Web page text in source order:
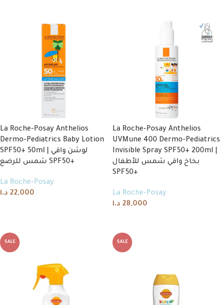
La Roche-Posay Anthelios
Dermo-Pediatrics Baby Lotion
SPF50+ 50ml | لوشن واقي
شمس للرضع SPF50+
La Roche-Posay
22,000 د.ا
La Roche-Posay Anthelios
UVMune 400 Dermo-Pediatrics
Invisible Spray SPF50+ 200ml |
بخاخ واقي شمس للأطفال
SPF50+
La Roche-Posay
28,000 د.ا
SALE SALE